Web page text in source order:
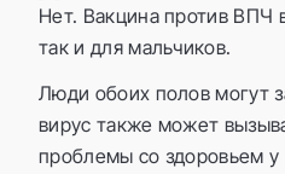
Нет. Вакцина против ВПЧ
так и для мальчиков.
Люди обоих полов могут
вирус также может
проблемы со здоровьем